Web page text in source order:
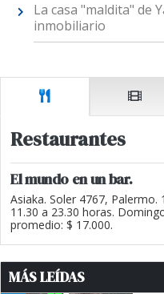
La casa "maldita" de
inmobiliario
Restaurantes
El mundo en un bar.
Asiaka. Soler 4767, Palermo.
11.30 a 23.30 horas.
promedio: $ 17.000.
MÁS LEÍDAS